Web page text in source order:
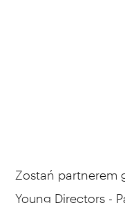
Zostań partnerem
Young Directors -